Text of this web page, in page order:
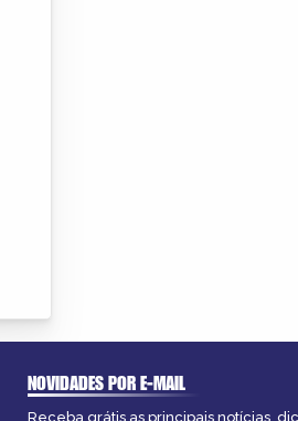
NOVIDADES POR E-MAIL
Receba grátis as principais notícias,